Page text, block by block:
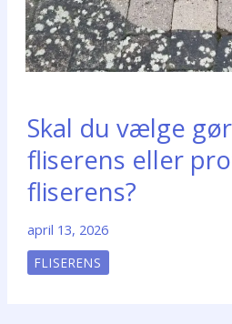
Skal du vælge
fliserens eller
fliserens?
april 13, 2026
FLISERENS